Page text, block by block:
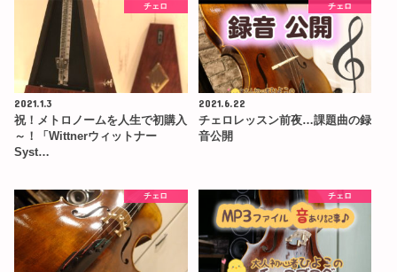
チェロ
2021.1.3
祝！メトロノームを人生で初購入
～！「Wittnerウィットナー
Syst…
チェロ
2021.6.22
チェロレッスン前夜…課題曲の録
音公開
チェロ チェロ